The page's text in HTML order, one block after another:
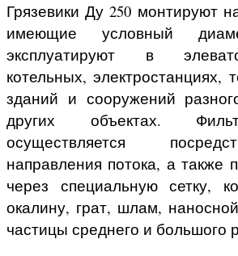
Грязевики Ду 250 монтируют
имеющие условный
эксплуатируют в
котельных, электростанциях,
зданий и сооружений
других объектах.
осуществляется
направления потока, а также
через специальную сетку,
окалину, грат, шлам,
частицы среднего и большого